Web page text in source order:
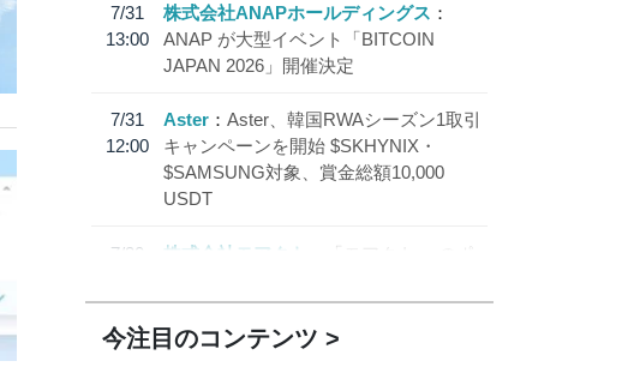
7/31
13:00
株式会社ANAPホールディングス
ANAP が大型イベント「BITCOIN
JAPAN 2026」開催決定
7/31
12:00
Aster
Aster、韓国RWAシーズン1取引
キャンペーンを開始 $SKHYNIX・
$SAMSUNG対象、賞金総額10,000
USDT
7/30
株式会社モアクト
「モアクト」 のポ
「 JPYC」を追加
今注目のコンテンツ